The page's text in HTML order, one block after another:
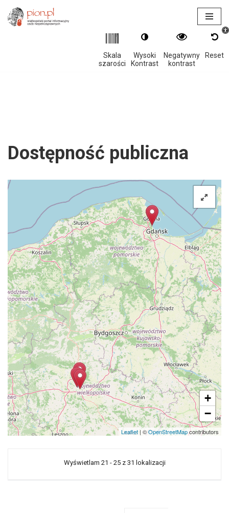
Skala
szarości
Wysoki
Kontrast
Negatywny
kontrast
Reset
Przejdź
Dostępność publiczna
+
−
Leaflet | ©OpenStreetMapcontributors
Wyświetlam 21 - 25 z 31 lokalizacji